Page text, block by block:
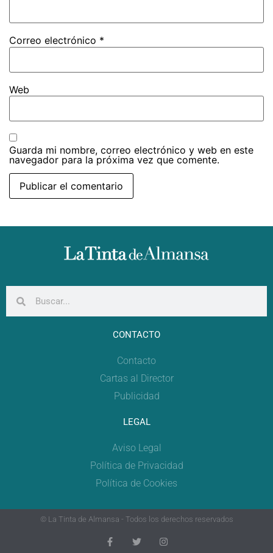
Correo electrónico *
Web
Guarda mi nombre, correo electrónico y web en este
navegador para la próxima vez que comente.
CONTACTO
Contacto
Cartas al Director
Publicidad
LEGAL
Aviso Legal
Política de Privacidad
Política de Cookies
© La Tinta de Almansa - Todos los derechos reservados